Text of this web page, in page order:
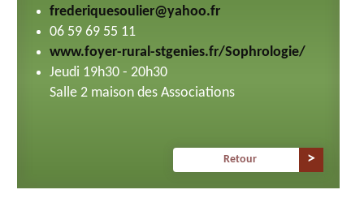
frederiquesoulier@yahoo.fr
06 59 69 55 11
www.foyer-rural-stgenies.fr/Sophrologie/
Jeudi 19h30 - 20h30
Salle 2 maison des Associations
Retour